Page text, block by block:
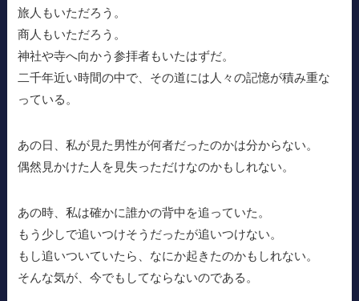
旅人もいただろう。
商人もいただろう。
神社や寺へ向かう参拝者もいたはずだ。
二千年近い時間の中で、その道には人々の記憶が積み重な
っている。
あの日、私が見た男性が何者だったのかは分からない。
偶然見かけた人を見失っただけなのかもしれない。
あの時、私は確かに誰かの背中を追っていた。
もう少しで追いつけそうだったが追いつけない。
もし追いついていたら、なにか起きたのかもしれない。
そんな気が、今でもしてならないのである。